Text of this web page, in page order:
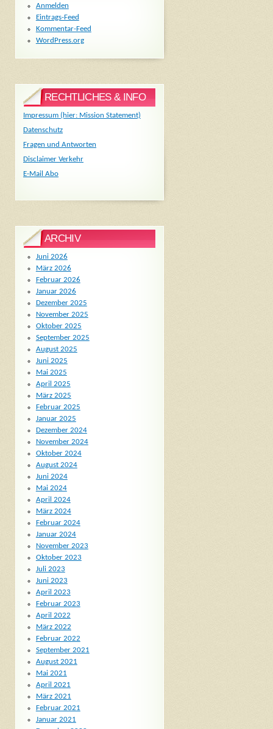
Anmelden
Eintrags-Feed
Kommentar-Feed
WordPress.org
RECHTLICHES & INFO
Impressum (hier: Mission Statement)
Datenschutz
Fragen und Antworten
Disclaimer Verkehr
E-Mail Abo
ARCHIV
Juni 2026
März 2026
Februar 2026
Januar 2026
Dezember 2025
November 2025
Oktober 2025
September 2025
August 2025
Juni 2025
Mai 2025
April 2025
März 2025
Februar 2025
Januar 2025
Dezember 2024
November 2024
Oktober 2024
August 2024
Juni 2024
Mai 2024
April 2024
März 2024
Februar 2024
Januar 2024
November 2023
Oktober 2023
Juli 2023
Juni 2023
April 2023
Februar 2023
April 2022
März 2022
Februar 2022
September 2021
August 2021
Mai 2021
April 2021
März 2021
Februar 2021
Januar 2021